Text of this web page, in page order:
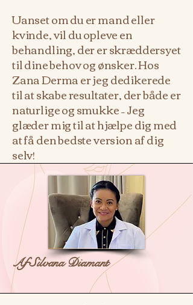
Uanset om du er mand eller
kvinde, vil du opleve en
behandling, der er skræddersyet
til dine behov og ønsker. Hos
Zana Derma er jeg dedikerede
til at skabe resultater, der både er
naturlige og smukke – Jeg
glæder mig til at hjælpe dig med
at få den bedste version af dig
selv!
Af Silvana Diamant